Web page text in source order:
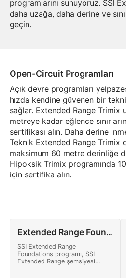
programlarını sunuyoruz. SSI
daha uzağa, daha derine ve
geçin.
Open-Circuit Programları
Açık devre programları
hızda kendine güvenen bir
sağlar. Extended Range Trimix
metreye kadar eğlence
sertifikası alın. Daha derine
Teknik Extended Range Trimix
maksimum 60 metre derinliğe
Hipoksik Trimix programında
için sertifika alın.
Extended Range Foundations
SSI Extended Range
Foundations programı, SSI
Extended Range şemsiyesi